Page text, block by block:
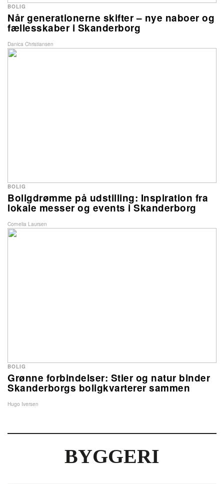
Når generationerne skifter – nye naboer og
fællesskaber i Skanderborg
BOLIG
Danica Christiansen
Boligdrømme på udstilling: Inspiration fra
lokale messer og events i Skanderborg
BOLIG
Cornelia Laursen
Grønne forbindelser: Stier og natur binder
Skanderborgs boligkvarterer sammen
BOLIG
Hugo Iversen
BYGGERI